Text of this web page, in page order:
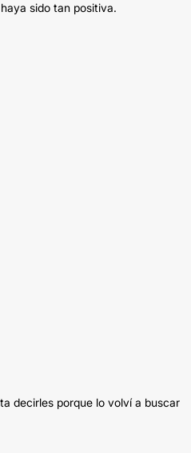
sido tan positiva.
decirles porque lo volví a buscar